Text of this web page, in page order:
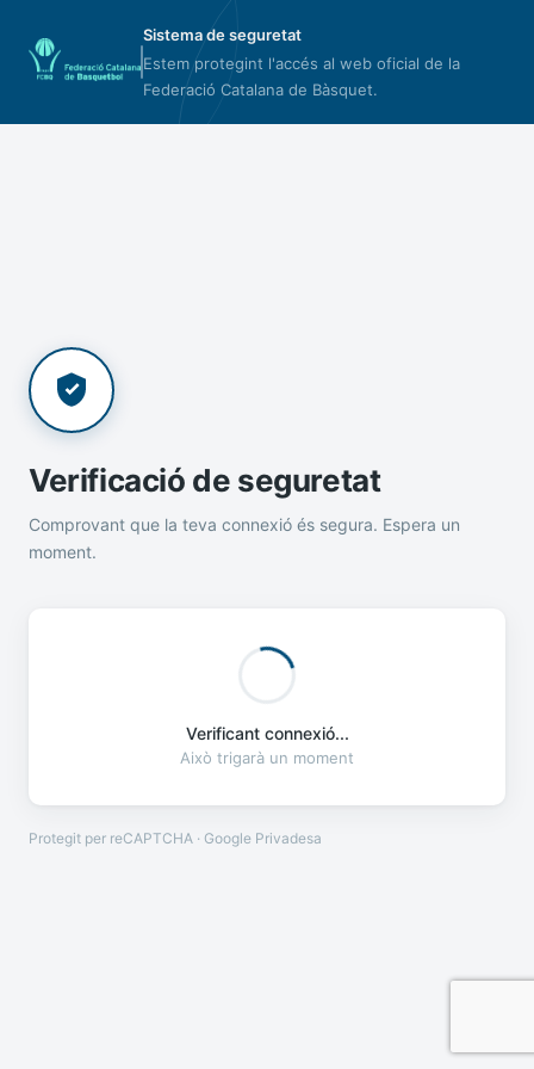
Sistema de seguretat
Estem protegint l'accés al web oficial de la
Federació Catalana de Bàsquet.
Verificació de seguretat
Comprovant que la teva connexió és segura. Espera un
moment.
Verificant connexió...
Això trigarà un moment
Protegit per reCAPTCHA · Google Privadesa